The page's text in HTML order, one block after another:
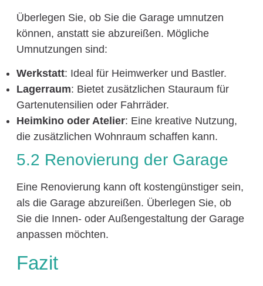
Überlegen Sie, ob Sie die Garage umnutzen
können, anstatt sie abzureißen. Mögliche
Umnutzungen sind:
Werkstatt: Ideal für Heimwerker und Bastler.
Lagerraum: Bietet zusätzlichen Stauraum für
Gartenutensilien oder Fahrräder.
Heimkino oder Atelier: Eine kreative Nutzung,
die zusätzlichen Wohnraum schaffen kann.
5.2 Renovierung der Garage
Eine Renovierung kann oft kostengünstiger sein,
als die Garage abzureißen. Überlegen Sie, ob
Sie die Innen- oder Außengestaltung der Garage
anpassen möchten.
Fazit